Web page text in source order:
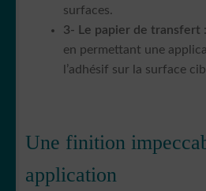
surfaces.
3- Le papier de transfert
en permettant une
l’adhésif sur la surface
Une finition
application